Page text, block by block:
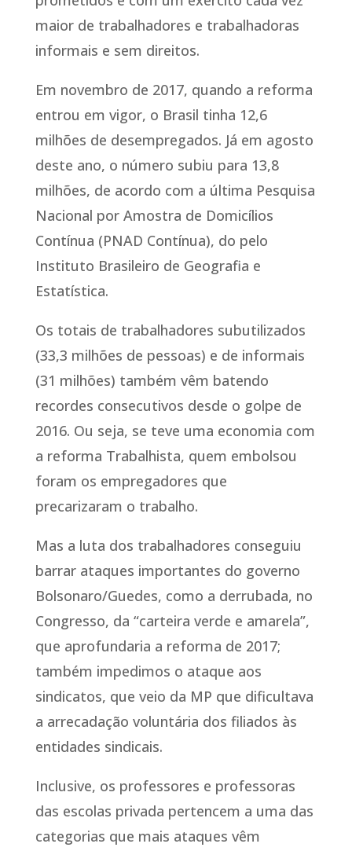
maior de trabalhadores e trabalhadoras
informais e sem direitos.
Em novembro de 2017, quando a reforma
entrou em vigor, o Brasil tinha 12,6
milhões de desempregados. Já em agosto
deste ano, o número subiu para 13,8
milhões, de acordo com a última Pesquisa
Nacional por Amostra de Domicílios
Contínua (PNAD Contínua), do pelo
Instituto Brasileiro de Geografia e
Estatística.
Os totais de trabalhadores subutilizados
(33,3 milhões de pessoas) e de informais
(31 milhões) também vêm batendo
recordes consecutivos desde o golpe de
2016. Ou seja, se teve uma economia com
a reforma Trabalhista, quem embolsou
foram os empregadores que
precarizaram o trabalho.
Mas a luta dos trabalhadores conseguiu
barrar ataques importantes do governo
Bolsonaro/Guedes, como a derrubada, no
Congresso, da “carteira verde e amarela”,
que aprofundaria a reforma de 2017;
também impedimos o ataque aos
sindicatos, que veio da MP que dificultava
a arrecadação voluntária dos filiados às
entidades sindicais.
Inclusive, os professores e professoras
das escolas privada pertencem a uma das
categorias que mais ataques vêm